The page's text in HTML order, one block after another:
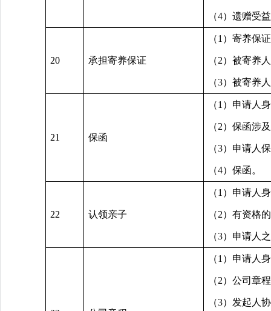
（4）遗赠受
20 承担寄养保证
（1）寄养保
（2）被寄养
（3）被寄养
21 保函
（1）申请人
（2）保函涉
（3）申请人
（4）保函。
22 认领亲子
（1）申请人
（2）有资格
（3）申请人
（1）申请人
（2）公司章
（3）发起人